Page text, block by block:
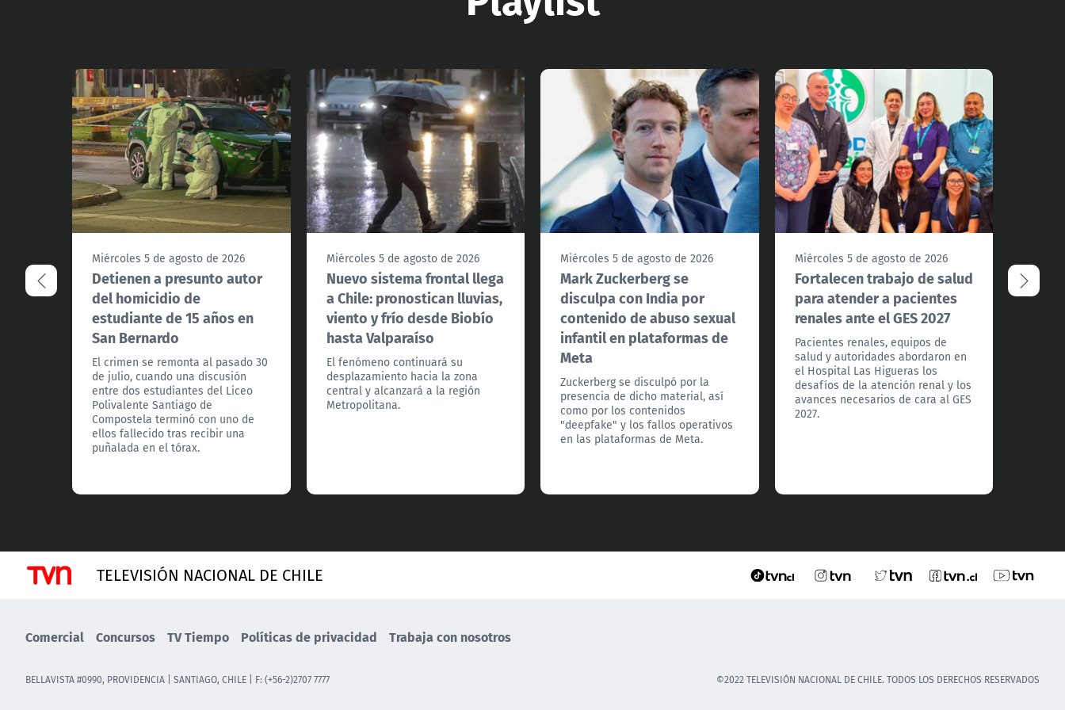
Miércoles 5 de agosto de 2026
Detienen a presunto autor
del homicidio de
estudiante de 15 años en
San Bernardo
El crimen se remonta al pasado 30
de julio, cuando una discusión
entre dos estudiantes del Liceo
Polivalente Santiago de
Compostela terminó con uno de
ellos fallecido tras recibir una
puñalada en el tórax.
Miércoles 5 de agosto de 2026
Nuevo sistema frontal llega
a Chile: pronostican lluvias,
viento y frío desde Biobío
hasta Valparaíso
El fenómeno continuará su
desplazamiento hacia la zona
central y alcanzará a la región
Metropolitana.
Miércoles 5 de agosto de 2026
Mark Zuckerberg se
disculpa con India por
contenido de abuso sexual
infantil en plataformas de
Meta
Zuckerberg se disculpó por la
presencia de dicho material, así
como por los contenidos
"deepfake" y los fallos operativos
en las plataformas de Meta.
Miércoles 5 de agosto de 2026
Fortalecen trabajo de salud
para atender a pacientes
renales ante el GES 2027
Pacientes renales, equipos de
salud y autoridades abordaron en
el Hospital Las Higueras los
desafíos de la atención renal y los
avances necesarios de cara al GES
2027.
TELEVISIÓN NACIONAL DE CHILE
Comercial Concursos TV Tiempo Políticas de privacidad Trabaja con nosotros
BELLAVISTA #0990, PROVIDENCIA | SANTIAGO, CHILE | F: (+56-2)2707 7777 ©2022 TELEVISIÓN NACIONAL DE CHILE. TODOS LOS DERECHOS RESERVADOS